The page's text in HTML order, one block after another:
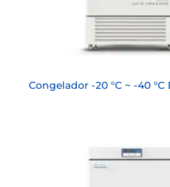
Congelador -20 °C ~ -40 °C